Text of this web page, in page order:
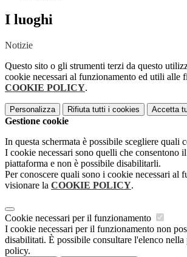
I luoghi
Notizie
Questo sito o gli strumenti terzi da questo
cookie necessari al funzionamento ed utili alle
COOKIE POLICY.
Personalizza Rifiuta tutti i cookies Accetta
Gestione cookie
In questa schermata è possibile scegliere quali
I cookie necessari sono quelli che consentono
piattaforma e non è possibile disabilitarli.
Per conoscere quali sono i cookie necessari al
visionare la COOKIE POLICY.
Cookie necessari per il funzionamento
I cookie necessari per il funzionamento non
disabilitati. È possibile consultare l'elenco
policy.